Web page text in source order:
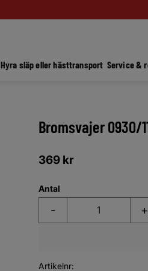
Hyra släp eller hästtransport Service &
Bromsvajer 0930/
369 kr
Antal
+
-
Artikelnr